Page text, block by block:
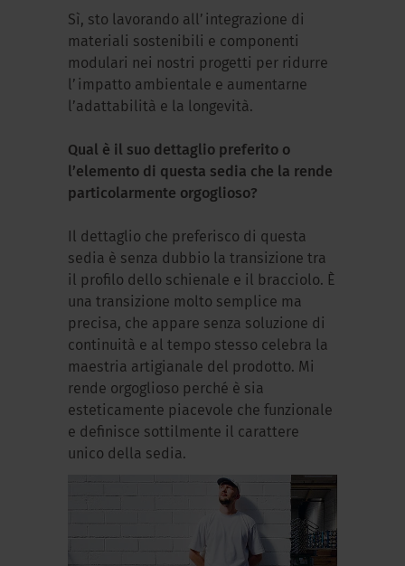
Sì, sto lavorando all’integrazione di
materiali sostenibili e componenti
modulari nei nostri progetti per ridurre
l’impatto ambientale e aumentarne
l’adattabilità e la longevità.
Qual è il suo dettaglio preferito o
l’elemento di questa sedia che la rende
particolarmente orgoglioso?
Il dettaglio che preferisco di questa
sedia è senza dubbio la transizione tra
il profilo dello schienale e il bracciolo. È
una transizione molto semplice ma
precisa, che appare senza soluzione di
continuità e al tempo stesso celebra la
maestria artigianale del prodotto. Mi
rende orgoglioso perché è sia
esteticamente piacevole che funzionale
e definisce sottilmente il carattere
unico della sedia.